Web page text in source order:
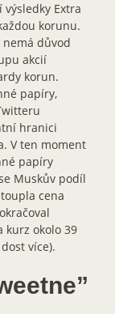
Extra
korunu.
důvod
akcií
korun.
papíry,
hranici
V ten moment
papíry
Muskův podíl
cena
kurz okolo 39
více).